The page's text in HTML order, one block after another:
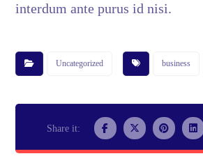
interdum ante purus id nisi.
Uncategorized business